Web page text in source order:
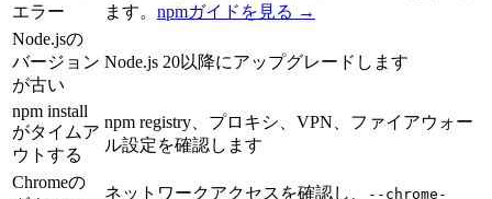
エラー
ます。 npmガイドを見る →
Node.jsの
バージョン
が古い
Node.js 20以降にアップグレードします
npm install
がタイムア
ウトする
npm registry、プロキシ、VPN、ファイアウォー
ル設定を確認します
Chromeの
ネットワークアクセスを確認し、
--chrome-